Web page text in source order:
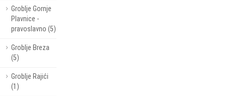
Groblje Gornje
Plavnice -
pravoslavno (5)
Groblje Breza
(5)
Groblje Rajići
(1)